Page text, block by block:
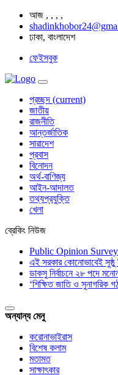
আজ , , , ,
ঢাকা, বাংলাদেশ
ফেইসবুক
প্রচ্ছদ (current)
জাতীয়
রাজনীতি
আন্তর্জাতিক
সারাদেশ
প্রবাস
বিনোদন
অর্থ-বাণিজ্য
আইন-আদালত
তথ্যপ্রযুক্তি
খেলা
ব্রেকিং নিউজ
Public Opinion
এই সরকার কোনোভাবেই সুষ্ঠু
ডাকসু নির্বাচনে ২৮ পদে
‘শিক্ষিত জাতি ও সুনাগরিক
অন্যান্য মেনু
করোনাভাইরাস
বিশেষ কলাম
মতামত
সাক্ষাৎকার